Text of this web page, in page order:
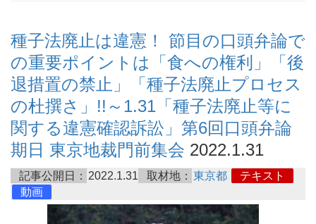
種子法廃止は違憲！ 節目の口頭弁論で
の重要ポイントは「食への権利」「後
退措置の禁止」「種子法廃止プロセス
の杜撰さ」!!～1.31「種子法廃止等に
関する違憲確認訴訟」第6回口頭弁論
期日 東京地裁門前集会 2022.1.31
記事公開日： 2022.1.31 取材地： 東京都
テキスト
動画